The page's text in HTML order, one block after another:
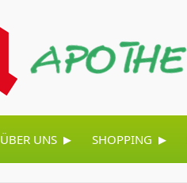
ÜBER UNS ▸ SHOPPING ▸